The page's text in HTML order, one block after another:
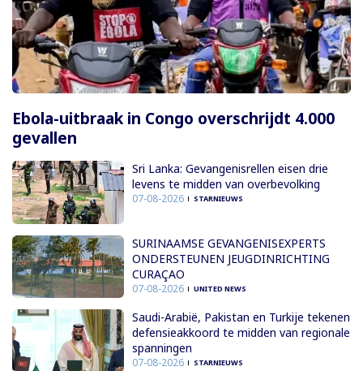
Ebola-uitbraak in Congo overschrijdt 4.000
gevallen
Sri Lanka: Gevangenisrellen eisen drie
levens te midden van overbevolking
07-08-2026 STARNIEUWS
SURINAAMSE GEVANGENISEXPERTS
ONDERSTEUNEN JEUGDINRICHTING
CURAÇAO
07-08-2026 UNITED NEWS
Saudi-Arabië, Pakistan en Turkije tekenen
defensieakkoord te midden van regionale
spanningen
07-08-2026 STARNIEUWS